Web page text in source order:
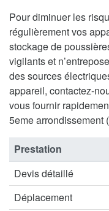
Pour diminuer les
régulièrement vos
stockage de
vigilants et
des sources
appareil, contactez-
vous fournir
5eme arrondissement
Prestation
Devis détaillé
Déplacement